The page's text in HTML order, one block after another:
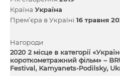
Країна Україна
Прем’єра в Україні 16 травня
Нагороди
2020 2 місце в категорії
короткометражний фільм» –
Festival, Kamyanets-Podilsky,